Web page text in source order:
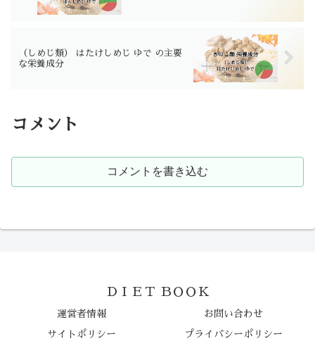
（しめじ類） はたけしめじ ゆで の主要
な栄養成分
コメント
コメントを書き込む
ＤＩＥＴ ＢＯＯＫ
運営者情報 お問い合わせ
サイトポリシー プライバシーポリシー